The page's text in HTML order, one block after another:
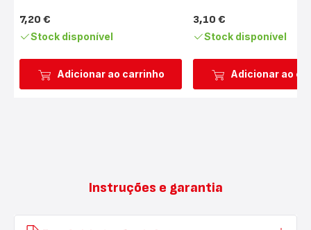
Adicionar ao carrinho
Preço
7,20 €
Stock disponível
Adicionar ao
Preço
3,10 €
Stock disponível
Instruções e garantia